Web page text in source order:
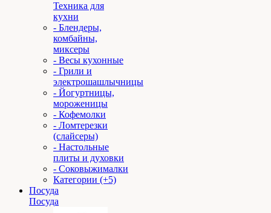
Техника для
кухни
- Блендеры,
комбайны,
миксеры
- Весы кухонные
- Грили и
электрошашлычницы
- Йогуртницы,
мороженицы
- Кофемолки
- Ломтерезки
(слайсеры)
- Настольные
плиты и духовки
- Соковыжималки
Категории (+5)
Посуда
Посуда